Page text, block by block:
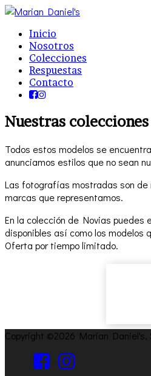
Inicio
Nosotros
Colecciones
Respuestas
Contacto
Nuestras colecciones
Todos estos modelos se
anunciamos estilos que no sean
Las fotografías mostradas son de
marcas que representamos.
En la colección de Novias puedes
disponibles así como los modelos
Oferta por tiempo limitado.
Copyright ©2026 Marian Daniel's,